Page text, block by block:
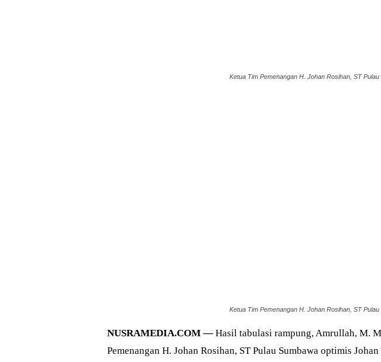
Ketua Tim Pemenangan H. Johan Rosihan, ST
Ketua Tim Pemenangan H. Johan Rosihan, ST
NUSRAMEDIA.COM —Hasil tabulasi rampung, Amrullah, M.
Pemenangan H. Johan Rosihan, ST Pulau Sumbawa optimis